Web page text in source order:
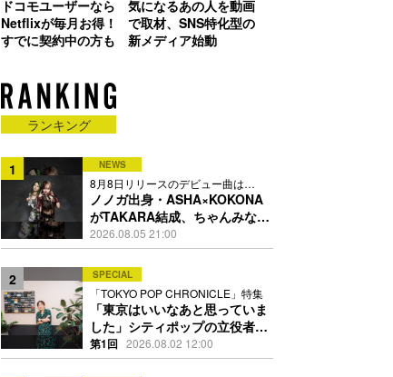
ドコモユーザーなら
Netflixが毎月お得！
すでに契約中の方も
気になるあの人を動画
で取材、SNS特化型の
新メディア始動
ランキング
1 NEWS
8月8日リリースのデビュー曲は
「Time is money」
ノノガ出身・ASHA×KOKONA
がTAKARA結成、ちゃんみな主
宰レーベル第2弾アーティスト
に
2026.08.05 21:00
2 SPECIAL
「TOKYO POP CHRONICLE」特集
「東京はいいなあと思っていま
した」シティポップの立役者・
伊藤銀次の名曲回想録
第1回 2026.08.02 12:00